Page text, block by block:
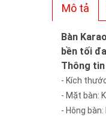
Mô tả
Bàn
bền tối
Thông
- Kích
- Mặt bàn:
- Hông